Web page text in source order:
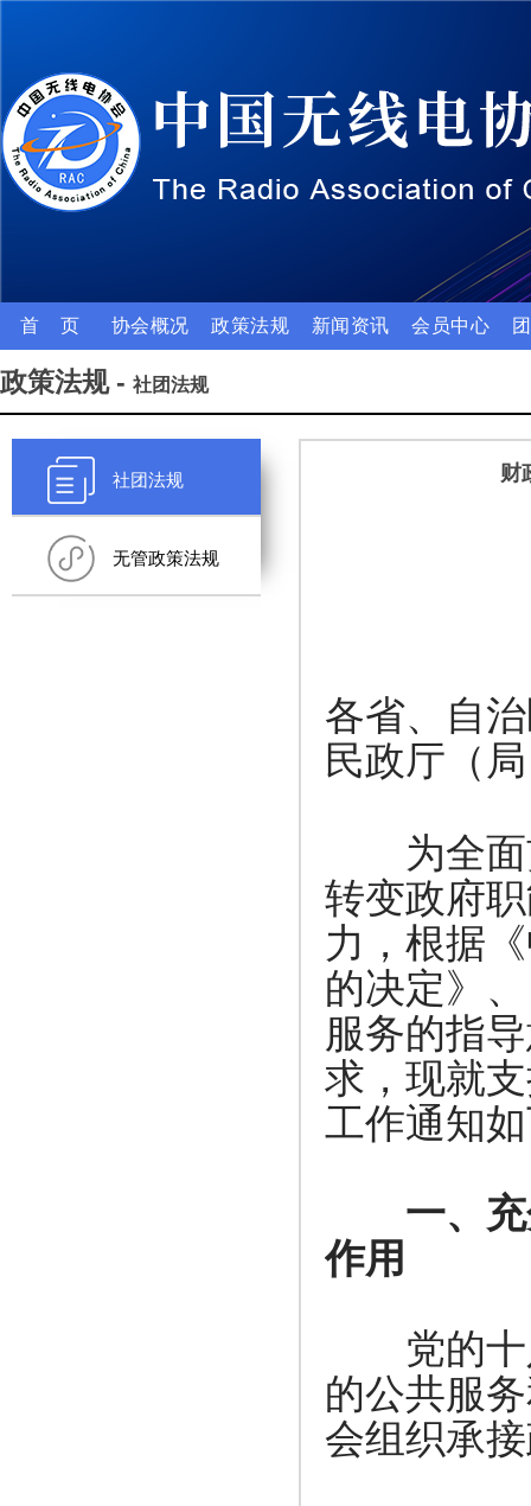
首 页 协会概况 政策法规 新闻资讯 会员中心
政策法规 - 社团法规
社团法规
无管政策法规
财
各省、自
民政厅（
为全面贯
转变政府
力，根据
的决定》
服务的指
求，现就
工作通知
一、
作用
党的十八
的公共服
会组织承